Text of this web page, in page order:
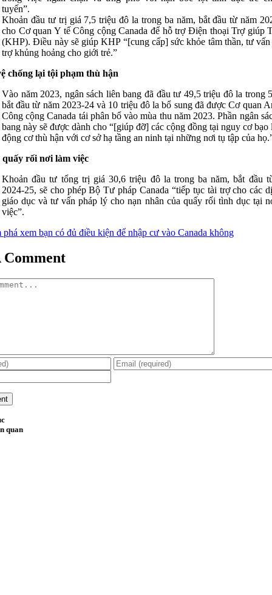
tuyến”.
Khoản đầu tư trị giá 7,5 triệu đô la trong ba năm, bắt đầu từ năm
cho Cơ quan Y tế Công cộng Canada để hỗ trợ Điện thoại Trợ giúp
(KHP). Điều này sẽ giúp KHP “[cung cấp] sức khỏe tâm thần, tư
trợ khủng hoảng cho giới trẻ.”
chống lại tội phạm thù hận
Vào năm 2023, ngân sách liên bang đã đầu tư 49,5 triệu đô la trong
bắt đầu từ năm 2023-24 và 10 triệu đô la bổ sung đã được Cơ quan
Công cộng Canada tái phân bổ vào mùa thu năm 2023. Phần ngân
bang này sẽ được dành cho “[giúp đỡ] các cộng đồng tại nguy cơ bạo
động cơ thù hận với cơ sở hạ tầng an ninh tại những nơi tụ tập của
quấy rối nơi làm việc
Khoản đầu tư tổng trị giá 30,6 triệu đô la trong ba năm, bắt đầu
2024-25, sẽ cho phép Bộ Tư pháp Canada “tiếp tục tài trợ cho các
giáo dục và tư vấn pháp lý cho nạn nhân của quấy rối tình dục tại
việc”.
phá xem bạn có đủ điều kiện để nhập cư vào Canada không
Comment
quan